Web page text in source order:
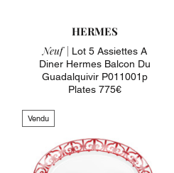
HERMES
Neuf | Lot 5 Assiettes A
Diner Hermes Balcon Du
Guadalquivir P011001p
Plates 775€
Vendu